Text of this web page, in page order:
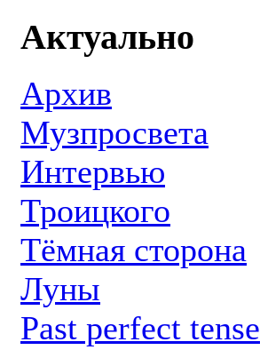
Актуально
Архив
Музпросвета
Интервью
Троицкого
Тёмная сторона
Луны
Past perfect tense